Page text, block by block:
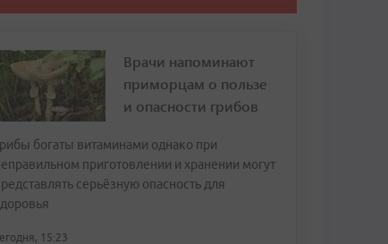
Врачи напоминают
приморцам о пользе
и опасности грибов
богаты витаминами однако при
приготовлении и хранении могут
серьёзную опасность для
15:23